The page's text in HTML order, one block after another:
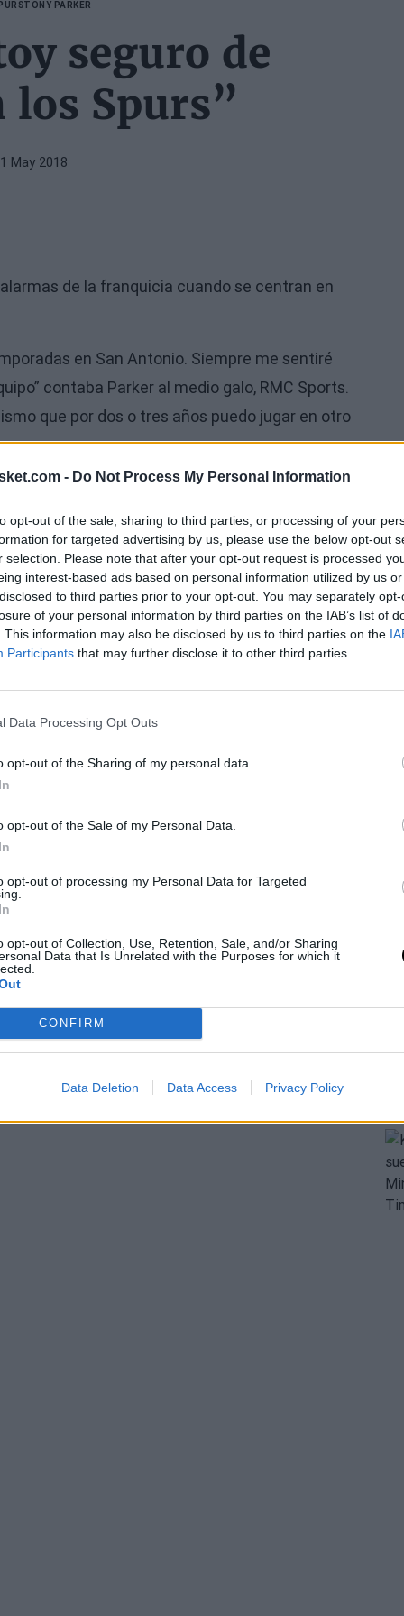
- Do Not Process My Personal Information
opt-out of the sale, sharing to third parties, or processing of your
for targeted advertising by us, please use the below opt-out
selection. Please note that after your opt-out request is processed
interest-based ads based on personal information utilized by us
to third parties prior to your opt-out. You may separately
of your personal information by third parties on the IAB’s list of
This information may also be disclosed by us to third parties on the
Participants that may further disclose it to other third parties.
Data Processing Opt Outs
opt-out of the Sharing of my personal data.
opt-out of the Sale of my Personal Data.
opt-out of processing my Personal Data for Targeted
opt-out of Collection, Use, Retention, Sale, and/or Sharing
Data that Is Unrelated with the Purposes for which it
CONFIRM
Data Deletion Data Access Privacy Policy
TONY PARKER
seguro de
Spurs”
May 2018
de la franquicia cuando se centran en
en San Antonio. Siempre me sentiré
contaba Parker al medio galo, RMC Sports.
que por dos o tres años puedo jugar en otro
la primera ronda del Draft en 2001. Con San
las Finales de 2007. Este verano, el base se
parte de la única franquicia en la que ha